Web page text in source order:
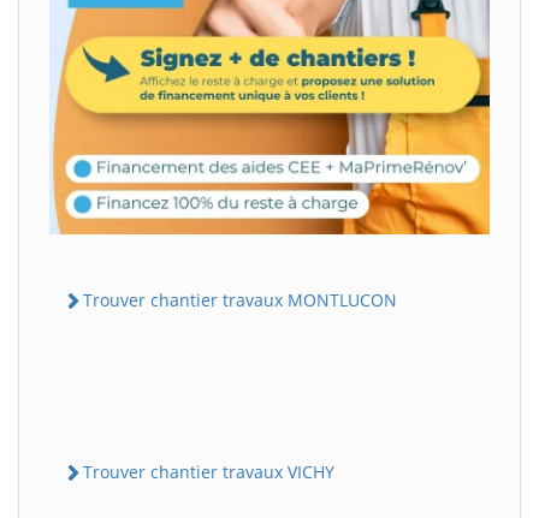
Trouver chantier travaux MONTLUCON
Trouver chantier travaux VICHY